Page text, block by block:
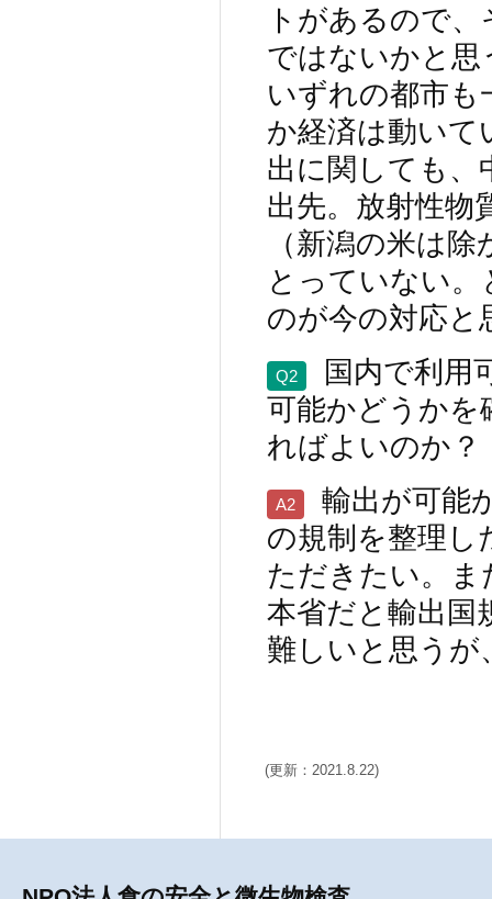
トがあるので
ではないかと
いずれの都市も
か経済は動いて
出に関しても、
出先。放射性物
（新潟の米は
とっていない
のが今の対応と
Q2
国内で利用
可能かどうかを
ればよいのか？
A2
輸出が可能
の規制を整理し
ただきたい。ま
本省だと輸出国
難しいと思うが
(更新：2021.8.22)